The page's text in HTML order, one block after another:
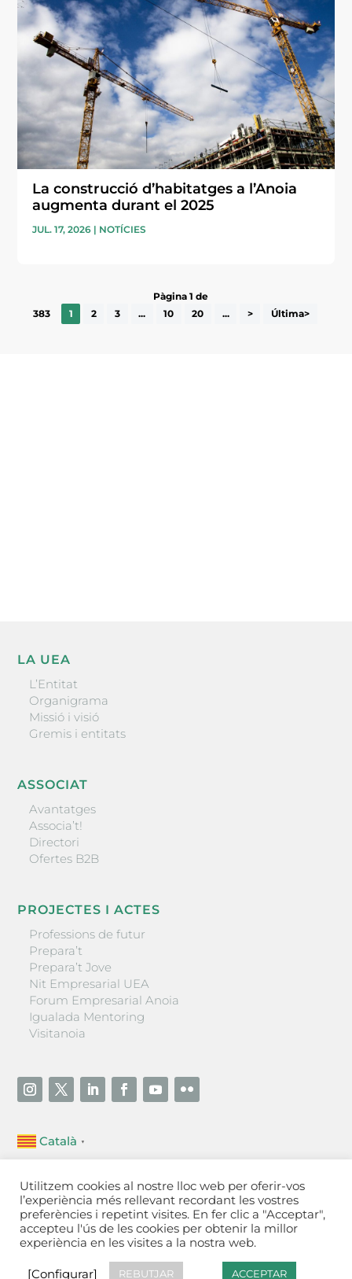
La construcció d’habitatges a l’Anoia
augmenta durant el 2025
JUL. 17, 2026 | NOTÍCIES
Pàgina 1 de
383
1 2 3 ... 10 20 ... > Última>
LA UEA
L’Entitat
Organigrama
Missió i visió
Gremis i entitats
ASSOCIAT
Avantatges
Associa’t!
Directori
Ofertes B2B
PROJECTES I ACTES
Professions de futur
Prepara’t
Prepara’t Jove
Nit Empresarial UEA
Forum Empresarial Anoia
Igualada Mentoring
Visitanoia
Català ▼
Unió Empresarial de l’Anoia (UEA)
Ctra. de Manresa, 131, 08700 – Igualada(Barcelona)
Tel 93 805 22 92
Contactar
de cookies [Configurar]
Utilitzem cookies al nostre lloc web per oferir-vos
l’experiència més rellevant recordant les vostres
preferències i repetint visites. En fer clic a "Acceptar",
accepteu l'ús de les cookies per obtenir la millor
experiència en les visites a la nostra web.
[Configurar] REBUTJAR ACCEPTAR